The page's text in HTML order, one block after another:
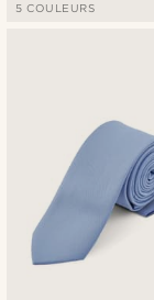
5 COULEURS